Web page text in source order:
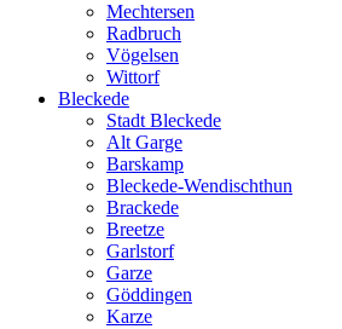
Mechtersen
Radbruch
Vögelsen
Wittorf
Bleckede
Stadt Bleckede
Alt Garge
Barskamp
Bleckede-Wendischthun
Brackede
Breetze
Garlstorf
Garze
Göddingen
Karze